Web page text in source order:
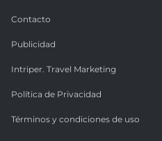
Contacto
Publicidad
Intriper. Travel Marketing
Política de Privacidad
Términos y condiciones de uso